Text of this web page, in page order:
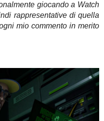
giocando a Watch
rappresentative di quella
mio commento in merito